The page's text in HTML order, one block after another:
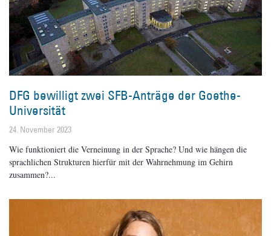
DFG bewilligt zwei SFB-Anträge der Goethe-
Universität
24. November 2023
Wie funktioniert die Verneinung in der Sprache? Und wie hängen die
sprachlichen Strukturen hierfür mit der Wahrnehmung im Gehirn
zusammen?